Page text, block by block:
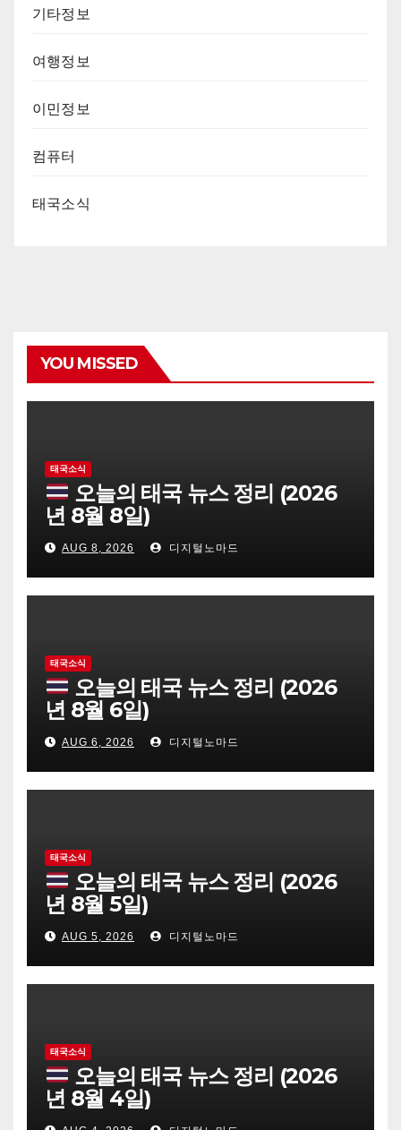
기타정보
여행정보
이민정보
컴퓨터
태국소식
YOU MISSED
태국소식
오늘의 태국 뉴스 정리 (2026
년 8월 8일)
AUG 8, 2026 디지털노마드
태국소식
오늘의 태국 뉴스 정리 (2026
년 8월 6일)
AUG 6, 2026 디지털노마드
태국소식
오늘의 태국 뉴스 정리 (2026
년 8월 5일)
AUG 5, 2026 디지털노마드
태국소식
오늘의 태국 뉴스 정리 (2026
년 8월 4일)